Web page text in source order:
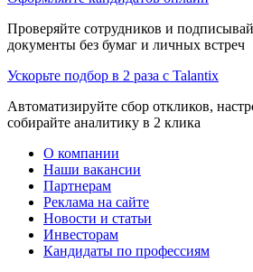
Проверяйте сотрудников и
документы без бумаг и личных встреч
Ускорьте подбор в 2 раза с Talantix
Автоматизируйте сбор откликов,
собирайте аналитику в 2 клика
О компании
Наши вакансии
Партнерам
Реклама на сайте
Новости и статьи
Инвесторам
Кандидаты по профессиям